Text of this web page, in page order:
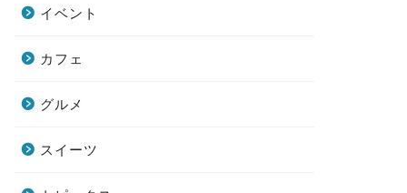
イベント
カフェ
グルメ
スイーツ